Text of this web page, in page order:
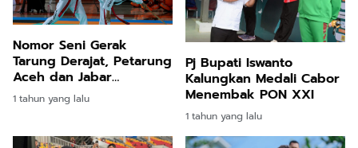
Nomor Seni Gerak
Tarung Derajat, Petarung
Aceh dan Jabar
Sumbang Dua Emas
1 tahun yang lalu
Pj Bupati Iswanto
Kalungkan Medali Cabor
Menembak PON XXI
1 tahun yang lalu